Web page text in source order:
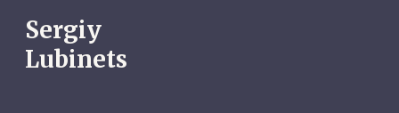
Sergiy
Lubinets